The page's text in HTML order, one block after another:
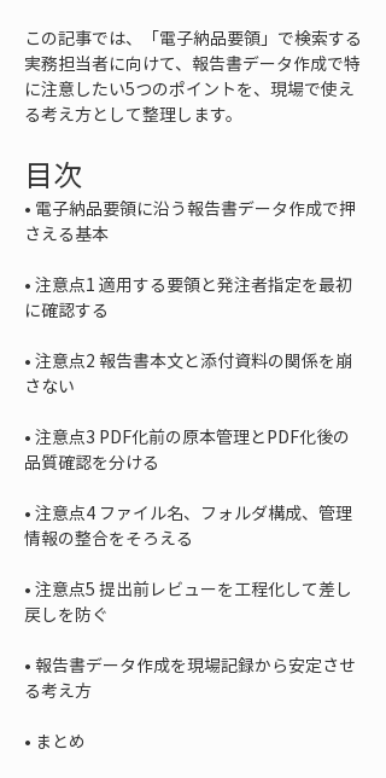
この記事では、「電子納品要領」で検索する
実務担当者に向けて、報告書データ作成で特
に注意したい5つのポイントを、現場で使え
る考え方として整理します。
目次
• 電子納品要領に沿う報告書データ作成で押
• 注意点1 適用する要領と発注者指定を最初
• 注意点2 報告書本文と添付資料の関係を崩
• 注意点3 PDF化前の原本管理とPDF化後の
• 注意点4 ファイル名、フォルダ構成、管理
• 注意点5 提出前レビューを工程化して差し
• 報告書データ作成を現場記録から安定させ
• まとめ